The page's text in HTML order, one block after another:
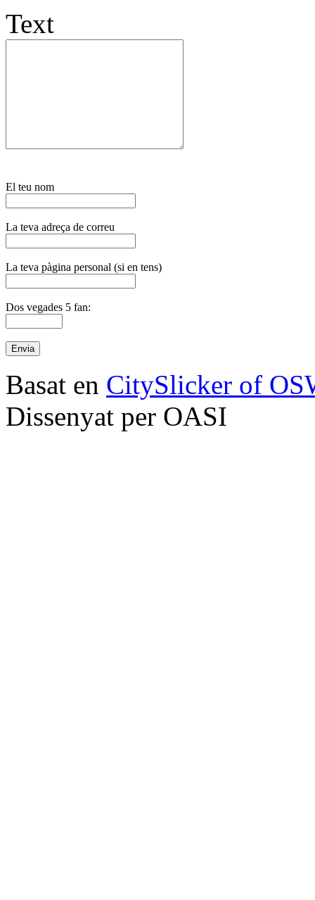
Text
El teu nom
La teva adreça de correu
La teva pàgina personal (si en tens)
Dos vegades 5 fan:
Basat en CitySlicker of
Dissenyat per OASI